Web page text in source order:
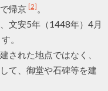
帰京 [2] 。
文安5年（1448年）4月
。
された地点ではなく、
て、御堂や石碑等を建